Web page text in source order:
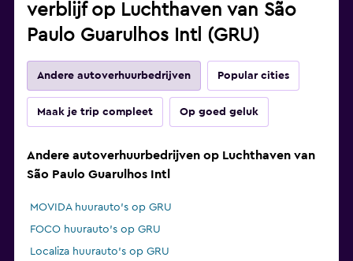
verblijf op Luchthaven van São
Paulo Guarulhos Intl (GRU)
Andere autoverhuurbedrijven Popular cities
Maak je trip compleet Op goed geluk
Andere autoverhuurbedrijven op Luchthaven van
São Paulo Guarulhos Intl
MOVIDA huurauto's op GRU
FOCO huurauto's op GRU
Localiza huurauto's op GRU